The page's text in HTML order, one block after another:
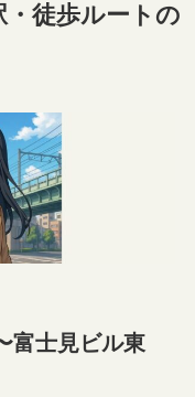
徒歩ルートの
富士見ビル東